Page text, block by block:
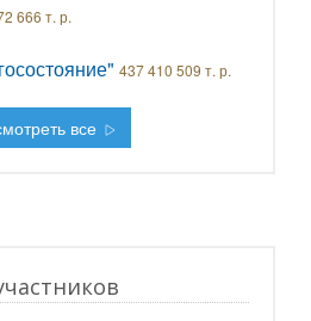
666 т. р.
437 410 509 т. р.
все